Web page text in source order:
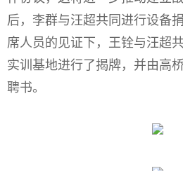
后，李群与汪超共同进行设备
席人员的见证下，王铨与汪超
实训基地进行了揭牌，并由高
聘书。